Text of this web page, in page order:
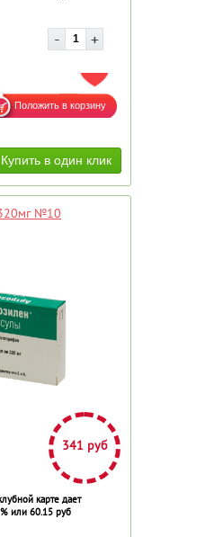
ДОБАВИТЬ В ИЗБРАННОЕ
№10
341 руб
карте дает
или 60.15 руб